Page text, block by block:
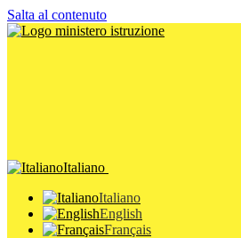
Salta al contenuto
Italiano
Italiano
English
Français